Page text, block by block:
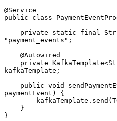
@Service
public class
"payment_events";
    @Autowired
kafkaTemplate;
paymentEvent) {
    }
}